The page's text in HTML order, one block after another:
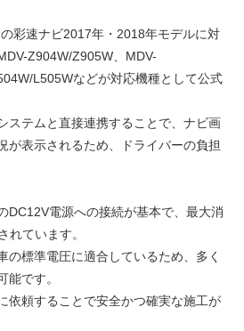
彩速ナビ2017年・2018年モデルに対
Z904W/Z905W、MDV-
L505Wなどが対応機種として公式
ステムと直接連携することで、ナビ画
が表示されるため、ドライバーの負担
DC12V電源への接続が基本で、最大消
れています。
の標準電圧に適合しているため、多く
能です。
依頼することで安全かつ確実な施工が